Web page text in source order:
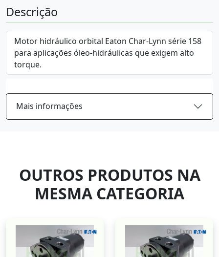
Descrição
Motor hidráulico orbital Eaton Char-Lynn série 158
para aplicações óleo-hidráulicas que exigem alto
torque.
Mais informações
OUTROS PRODUTOS NA
MESMA CATEGORIA